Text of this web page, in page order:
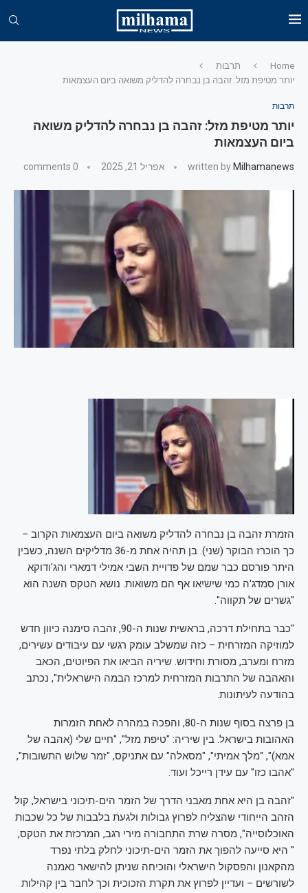
Home
תרבות
יותר מטיפת מזל: זהבה בן נבחרה להדליק משואה ביום העצמאות
תרבות
יותר מטיפת מזל: זהבה בן נבחרה להדליק משואה
ביום העצמאות
written by Milhamanews אפריל 21, 2025 0 comments
הזמרת זהבה בן נבחרה להדליק משואה ביום העצמאות הקרוב –
כך הוכרז הבוקר (שני). בן תהיה אחת מ-36 מדליקים השנה, כשבין
היתר פורסם כבר שמם של פדויית השבי אמילי דמארי והג'ודוקא
אורן סמדג'ה כמי שישיאו אף הם משואות. נושא הטקס השנה הוא
"גשרים של תקווה".
"כבר בתחילת דרכה, בראשית שנות ה-90, זהבה סימנה כיוון חדש
למוזיקה המזרחית – כזה שמשלב עומק רגשי עם עיבודים עשירים,
מזרח ומערב, מסורת וחידוש. שיריה הביאו את הפיוטים, הכאב
והאהבה של התרבות המזרחית למרכז הבמה הישראלית", נכתב
בהודעה לעיתונות.
בן פרצה בסוף שנות ה-80, והפכה במהרה לאחת הזמרות
האהובות בישראל. בין שיריה: "טיפת מזל", "חיים שלי (אהבה של
אמא)", "מלך אמיתי", "מסאלה" עם אתניקס, "זמר שלוש התשובות",
"אהבו כזו" עם עידן רייכל ועוד.
"זהבה בן היא אחת מאבני הדרך של הזמר הים-תיכוני בישראל, קול
הזהב הייחודי שהצליח לפרוץ גבולות ולגעת בלבבות של כל שכבות
האוכלוסייה", מסרה שרת התחבורה מירי רגב, המרכזת את הטקס,
" היא סייעה להפוך את הזמר הים-תיכוני לחלק בלתי נפרד
מהקאנון והפסקול הישראלי והוכיחה שניתן להישאר נאמנה
לשורשים – ועדיין לפרוץ את תקרת הזכוכית וכך לחבר בין קהילות